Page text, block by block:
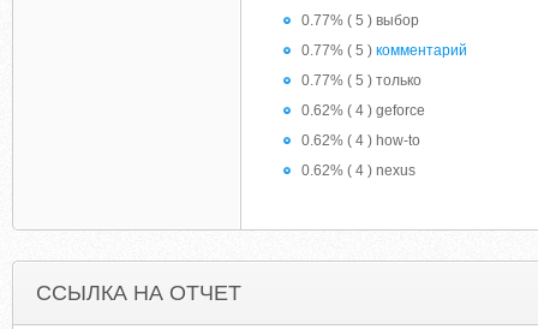
0.77% ( 5 ) выбор
0.77% ( 5 ) комментарий
0.77% ( 5 ) только
0.62% ( 4 ) geforce
0.62% ( 4 ) how-to
0.62% ( 4 ) nexus
ССЫЛКА НА ОТЧЕТ